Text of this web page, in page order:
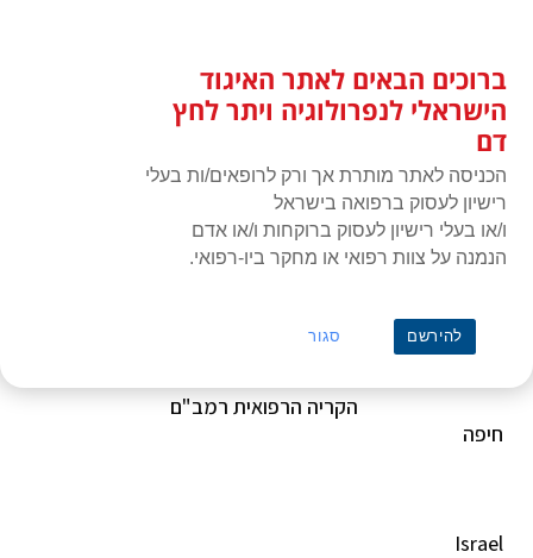
האיגוד הישראלי לנפרולוגיה ויתר
לחץ דם
רמב"ם
הקריה הרפואית רמב"ם
חיפה
Israel
ברוכים הבאים לאתר האיגוד
הישראלי לנפרולוגיה ויתר לחץ
דם
הכניסה לאתר מותרת אך ורק לרופאים/ות בעלי
רישיון לעסוק ברפואה בישראל
ו/או בעלי רישיון לעסוק ברוקחות ו/או אדם
הנמנה על צוות רפואי או מחקר ביו-רפואי.
להירשם סגור